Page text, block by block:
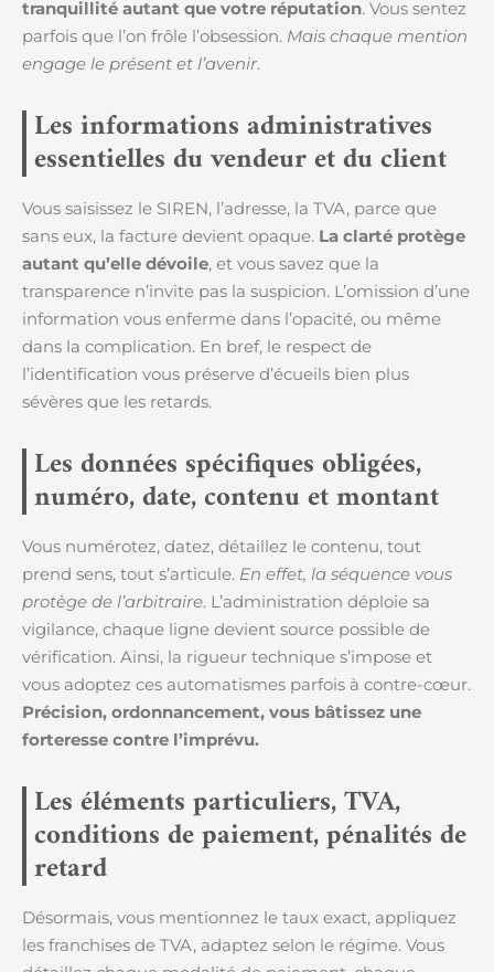
tranquillité autant que votre réputation. Vous sentez
parfois que l’on frôle l’obsession. Mais chaque mention
engage le présent et l’avenir.
Les informations administratives
essentielles du vendeur et du client
Vous saisissez le SIREN, l’adresse, la TVA, parce que
sans eux, la facture devient opaque. La clarté protège
autant qu’elle dévoile, et vous savez que la
transparence n’invite pas la suspicion. L’omission d’une
information vous enferme dans l’opacité, ou même
dans la complication. En bref, le respect de
l’identification vous préserve d’écueils bien plus
sévères que les retards.
Les données spécifiques obligées,
numéro, date, contenu et montant
Vous numérotez, datez, détaillez le contenu, tout
prend sens, tout s’articule. En effet, la séquence vous
protège de l’arbitraire. L’administration déploie sa
vigilance, chaque ligne devient source possible de
vérification. Ainsi, la rigueur technique s’impose et
vous adoptez ces automatismes parfois à contre-cœur.
Précision, ordonnancement, vous bâtissez une
forteresse contre l’imprévu.
Les éléments particuliers, TVA,
conditions de paiement, pénalités de
retard
Désormais, vous mentionnez le taux exact, appliquez
les franchises de TVA, adaptez selon le régime. Vous